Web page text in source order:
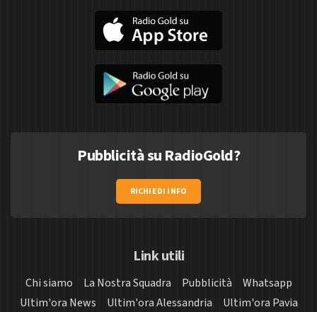
Pubblicità su RadioGold?
RICHIEDI INFO
Link utili
Chi siamo La Nostra Squadra Pubblicità
Whatsapp
Ultim'ora News
Ultim'ora Alessandria
Ultim'ora Pavia